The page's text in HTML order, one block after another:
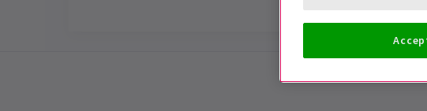
TUT MIR LEID, ABER PLÖTZLICH IST DER
LETZTE SOMMER JETZT ZU ENDE